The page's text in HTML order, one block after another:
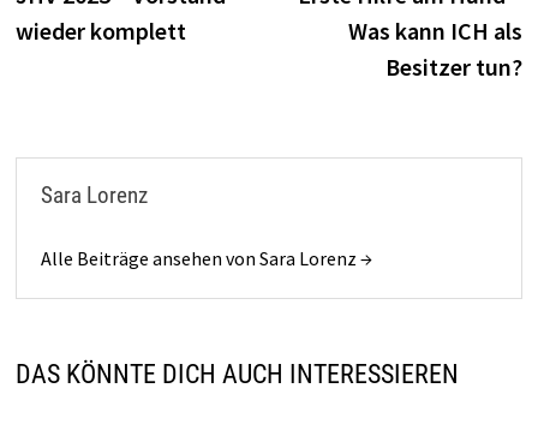
wieder komplett
Was kann ICH als
Besitzer tun?
Sara Lorenz
Alle Beiträge ansehen von Sara Lorenz →
DAS KÖNNTE DICH AUCH INTERESSIEREN